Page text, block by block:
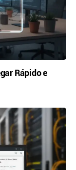
Rápido e